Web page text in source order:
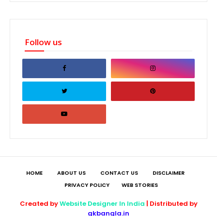
Follow us
HOME ABOUT US CONTACT US
DISCLAIMER
PRIVACY POLICY
WEB STORIES
Created byWebsite Designer In India | Distributed by
gkbangla.in